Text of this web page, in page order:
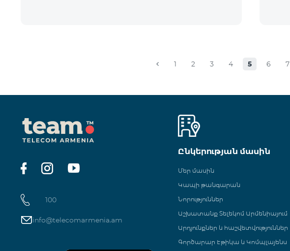
1 2 3 4 5 6 7
100
info@telecomarmenia.am
Ընկերության մասին
Մեր մասին
Կապի թանգարան
Նորություններ
Աշխատանք Տելեկոմ Արմենիայում
Արդյունքներ և հաշվետվություններ
Գործարար Էթիկա և Կոմպլայենս